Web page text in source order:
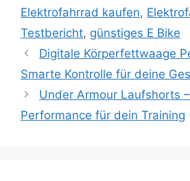
Elektrofahrrad kaufen,
Testbericht, günstiges E Bike
Digitale Körperfettwaage
Smarte Kontrolle für deine
Under Armour Laufshorts
Performance für dein Training